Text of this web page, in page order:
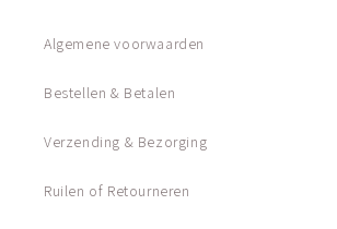
Algemene voorwaarden
Bestellen & Betalen
Verzending & Bezorging
Ruilen of Retourneren